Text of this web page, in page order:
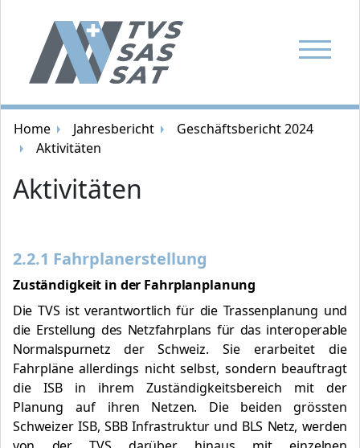
Home Jahresbericht
Geschäftsbericht 2024
Aktivitäten
Aktivitäten
2.2.1 Fahrplanerstellung
Zuständigkeit in der Fahrplanplanung
Die TVS ist verantwortlich für die Trassenplanung und
die Erstellung des Netzfahrplans für das interoperable
Normalspurnetz der Schweiz.
Sie erarbeitet die
Fahrpläne allerdings nicht selbst, sondern beauftragt
die ISB in ihrem Zuständigkeitsbereich mit der
Planung auf ihren Netzen. Die beiden grössten
Schweizer ISB, SBBInfrastruktur und BLS Netz, werden